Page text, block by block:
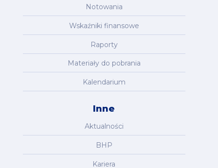
Notowania
Wskaźniki finansowe
Raporty
Materiały do pobrania
Kalendarium
Inne
Aktualności
BHP
Kariera